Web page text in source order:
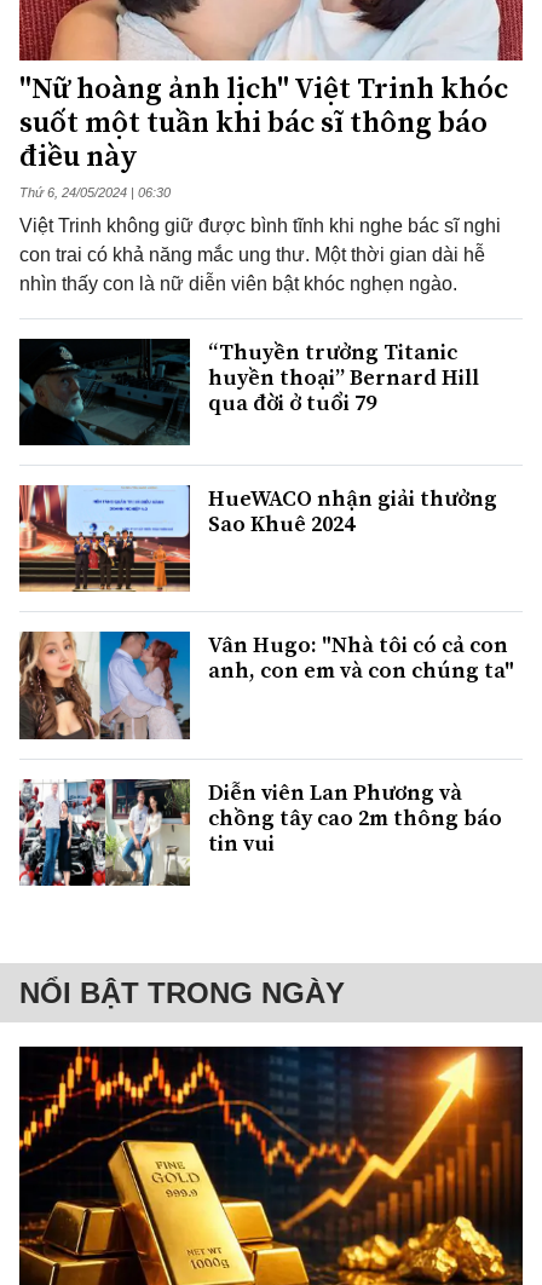
"Nữ hoàng ảnh lịch" Việt Trinh khóc
suốt một tuần khi bác sĩ thông báo
điều này
Thứ 6, 24/05/2024 | 06:30
Việt Trinh không giữ được bình tĩnh khi nghe bác sĩ nghi
con trai có khả năng mắc ung thư. Một thời gian dài hễ
nhìn thấy con là nữ diễn viên bật khóc nghẹn ngào.
“Thuyền trưởng Titanic
huyền thoại” Bernard Hill
qua đời ở tuổi 79
HueWACO nhận giải thưởng
Sao Khuê 2024
Vân Hugo: "Nhà tôi có cả con
anh, con em và con chúng ta"
Diễn viên Lan Phương và
chồng tây cao 2m thông báo
tin vui
NỔI BẬT TRONG NGÀY